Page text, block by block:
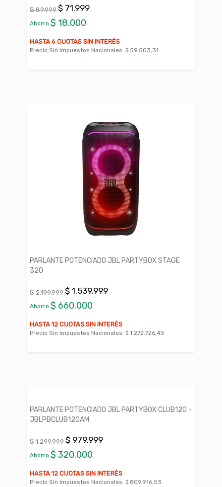
$ 89.999 $ 71.999
Ahorro $ 18.000
HASTA 6 CUOTAS SIN INTERÉS
Precio Sin Impuestos Nacionales: $ 59.503,31
PARLANTE POTENCIADO JBL PARTYBOX STAGE
320
$ 2.199.999 $ 1.539.999
Ahorro $ 660.000
HASTA 12 CUOTAS SIN INTERÉS
Precio Sin Impuestos Nacionales: $ 1.272.726,45
PARLANTE POTENCIADO JBL PARTYBOX CLUB120 -
JBLPBCLUB120AM
$ 1.299.999 $ 979.999
Ahorro $ 320.000
HASTA 12 CUOTAS SIN INTERÉS
Precio Sin Impuestos Nacionales: $ 809.916,53